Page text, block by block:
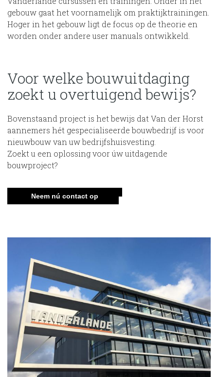
gebouw gaat het voornamelijk om praktijktrainingen.
Hoger in het gebouw ligt de focus op de theorie en
worden onder andere user manuals ontwikkeld.
Voor welke bouwuitdaging
zoekt u overtuigend bewijs?
Bovenstaand project is het bewijs dat Van der Horst
aannemers hét gespecialiseerde bouwbedrijf is voor
nieuwbouw van uw bedrijfshuisvesting.
Zoekt u een oplossing voor úw uitdagende
bouwproject?
Neem nú contact op